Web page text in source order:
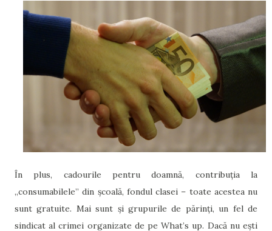
În plus, cadourile pentru doamnă, contribuția la
„consumabilele” din școală, fondul clasei – toate acestea nu
sunt gratuite. Mai sunt și grupurile de părinți, un fel de
sindicat al crimei organizate de pe What’s up. Dacă nu ești